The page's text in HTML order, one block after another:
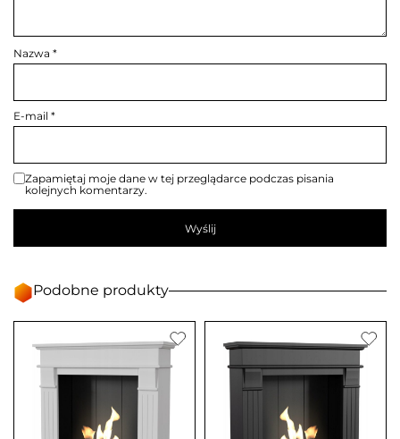
Nazwa *
E-mail *
Zapamiętaj moje dane w tej przeglądarce podczas pisania
kolejnych komentarzy.
Podobne produkty